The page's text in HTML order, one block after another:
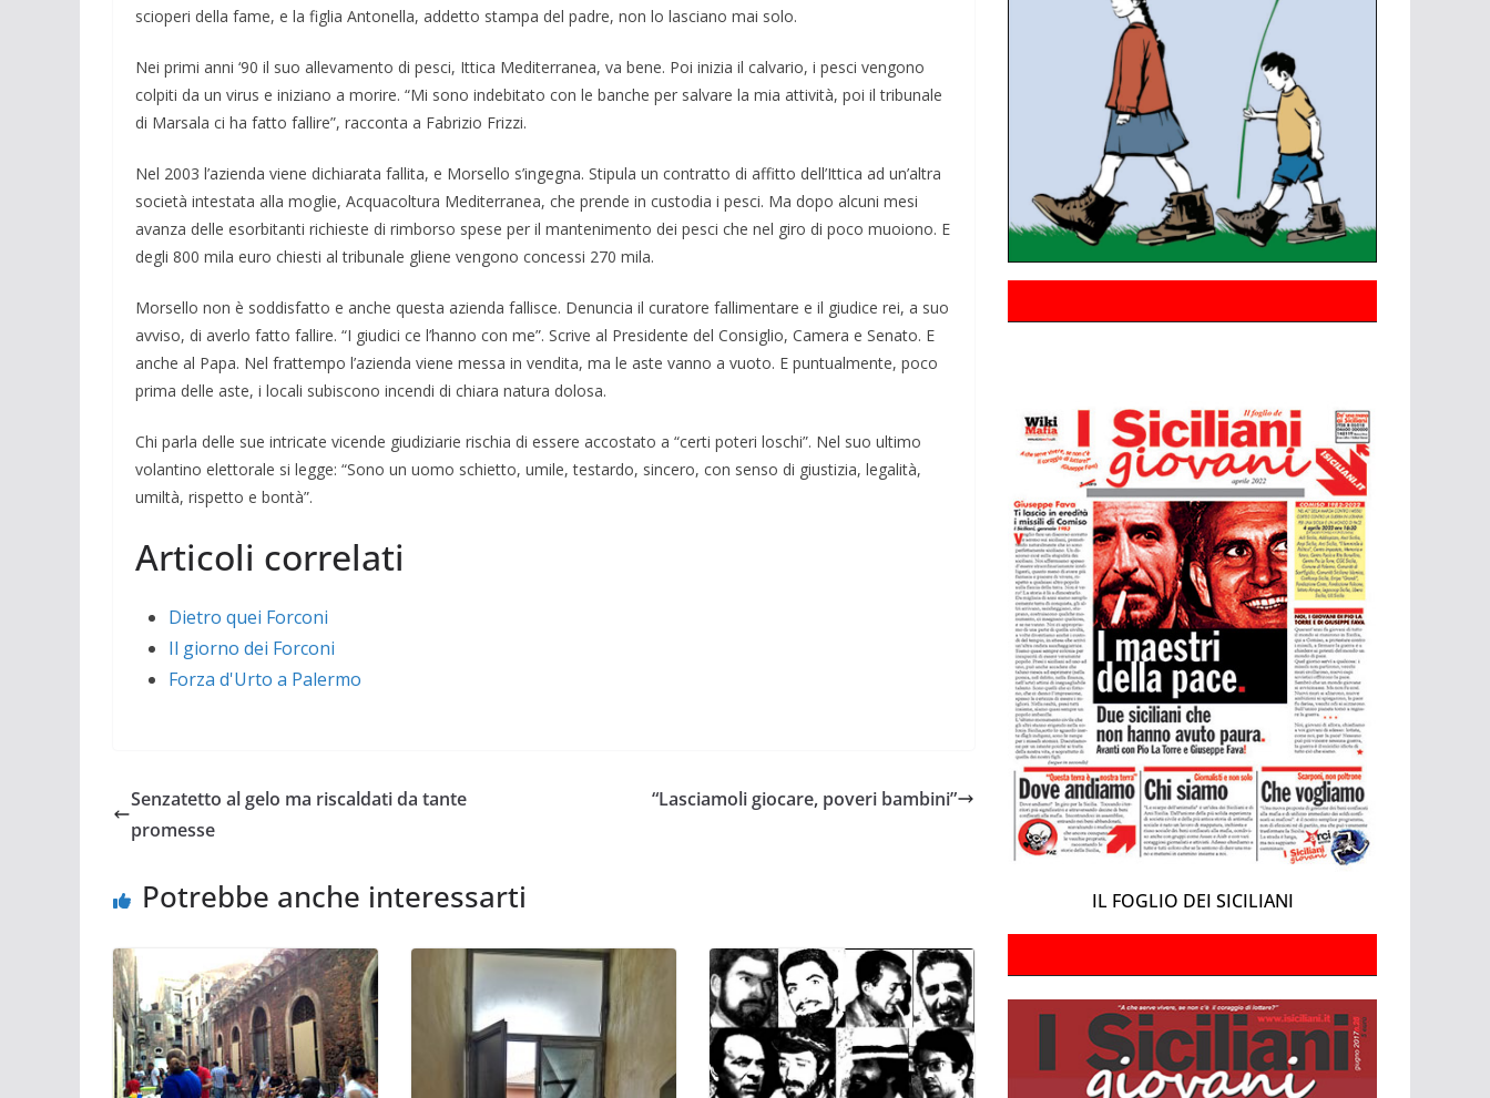
scioperi della fame, e la figlia Antonella, addetto stampa del padre, non lo lasciano mai solo.
Nei primi anni ‘90 il suo allevamento di pesci, Ittica Mediterranea, va bene. Poi inizia il calvario, i pesci vengono
colpiti da un virus e iniziano a morire. “Mi sono indebitato con le banche per salvare la mia attività, poi il tribunale
di Marsala ci ha fatto fallire”, racconta a Fabrizio Frizzi.
Nel 2003 l’azienda viene dichiarata fallita, e Morsello s’ingegna. Stipula un contratto di affitto dell’Ittica ad un’altra
società intestata alla moglie, Acquacoltura Mediterranea, che prende in custodia i pesci. Ma dopo alcuni mesi
avanza delle esorbitanti richieste di rimborso spese per il mantenimento dei pesci che nel giro di poco muoiono. E
degli 800 mila euro chiesti al tribunale gliene vengono concessi 270 mila.
Morsello non è soddisfatto e anche questa azienda fallisce. Denuncia il curatore fallimentare e il giudice rei, a suo
avviso, di averlo fatto fallire. “I giudici ce l’hanno con me”. Scrive al Presidente del Consiglio, Camera e Senato. E
anche al Papa. Nel frattempo l’azienda viene messa in vendita, ma le aste vanno a vuoto. E puntualmente, poco
prima delle aste, i locali subiscono incendi di chiara natura dolosa.
Chi parla delle sue intricate vicende giudiziarie rischia di essere accostato a “certi poteri loschi”. Nel suo ultimo
volantino elettorale si legge: “Sono un uomo schietto, umile, testardo, sincero, con senso di giustizia, legalità,
umiltà, rispetto e bontà”.
Articoli correlati
Dietro quei Forconi
Il giorno dei Forconi
Forza d'Urto a Palermo
Senzatetto al gelo ma riscaldati da tante
promesse
“Lasciamoli giocare, poveri bambini”
Potrebbe anche interessarti IL FOGLIO DEI SICILIANI